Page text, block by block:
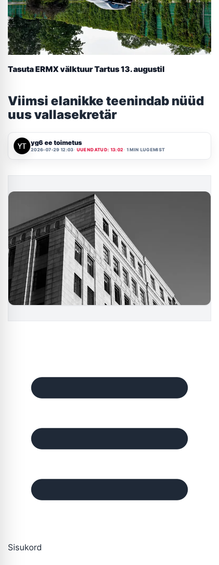
Tasuta ERMX välktuur Tartus 13. augustil
Viimsi elanikke teenindab nüüd
uus vallasekretär
yg6 ee toimetus
2026-07-29 12:03 UUENDATUD: 13:02 1 MIN LUGEMIST
Sisukord